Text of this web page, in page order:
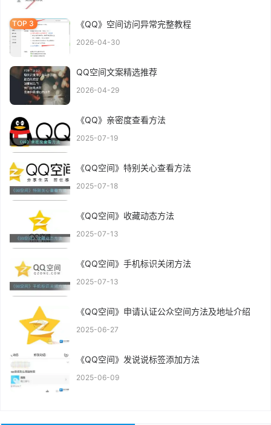
《QQ》空间访问异常完整教程
2026-04-30
QQ空间文案精选推荐
2026-04-29
《QQ》亲密度查看方法
2025-07-19
《QQ空间》特别关心查看方法
2025-07-18
《QQ空间》收藏动态方法
2025-07-13
《QQ空间》手机标识关闭方法
2025-07-13
《QQ空间》申请认证公众空间方法及地址介绍
2025-06-27
《QQ空间》发说说标签添加方法
2025-06-09